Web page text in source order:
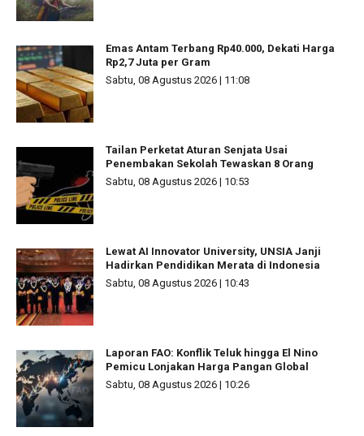
Emas Antam Terbang Rp40.000, Dekati Harga
Rp2,7 Juta per Gram
Sabtu, 08 Agustus 2026 | 11:08
Tailan Perketat Aturan Senjata Usai
Penembakan Sekolah Tewaskan 8 Orang
Sabtu, 08 Agustus 2026 | 10:53
Lewat AI Innovator University, UNSIA Janji
Hadirkan Pendidikan Merata di Indonesia
Sabtu, 08 Agustus 2026 | 10:43
Laporan FAO: Konflik Teluk hingga El Nino
Pemicu Lonjakan Harga Pangan Global
Sabtu, 08 Agustus 2026 | 10:26